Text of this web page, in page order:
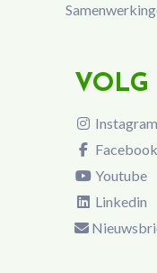
VOLG
Instagram
Facebook
Youtube
Linkedin